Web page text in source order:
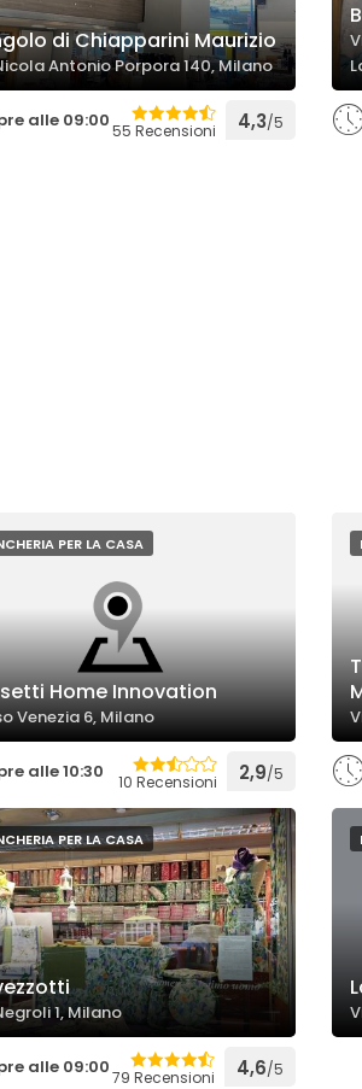
di Chiapparini Maurizio
Antonio Porpora 140, Milano
alle 09:0055 Recensioni 4,3/5
PER LA CASA
Home Innovation
Venezia 6, Milano
alle 10:30 10 Recensioni 2,9/5
PER LA CASA
1, Milano
alle 09:0079 Recensioni 4,6/5